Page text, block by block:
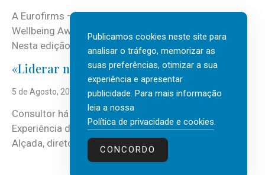
A Eurofirms – People first está de regresso aos
Wellbeing Awards, integrando o Top Wellbeing 2026.
Nesta edição, a multinacional...
«Liderar não é um talento místico.»
5 de Agosto, 2026
Consultor há mais de três décadas nas áreas de
Experiência do Cliente, Vendas e Liderança, Manuel
Alçada, diretor executivo da...
Publicamos cookies neste site para
analisar o tráfego, memorizar as
suas preferências, otimizar a sua
experiência e apresentar
publicidade. Para mais informação
leia a nossa
Política de privacidade e cookies.
CONCORDO